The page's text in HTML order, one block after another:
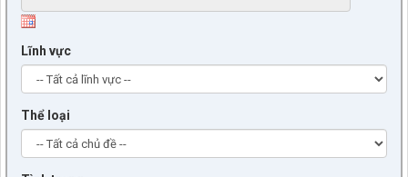
Lĩnh vực
Thể loại